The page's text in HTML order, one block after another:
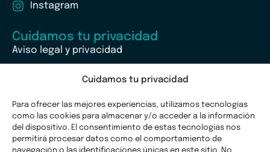
Cuidamos tu privacidad
Para ofrecer las mejores experiencias, utilizamos tecnologías
como las cookies para almacenar y/o acceder a la información
del dispositivo. El consentimiento de estas tecnologías nos
permitirá procesar datos como el comportamiento de
Instagram
Cuidamos tu privacidad
Aviso legal y privacidad